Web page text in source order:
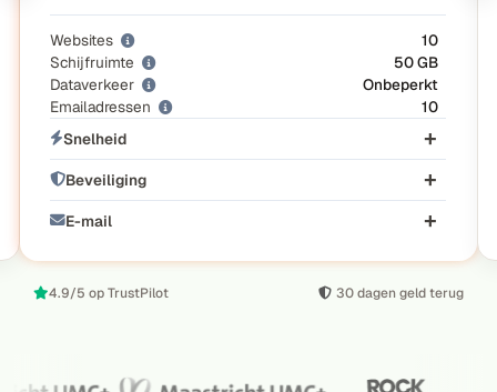
Websites
10
Schijfruimte
50 GB
Dataverkeer
Onbeperkt
Emailadressen
10
Snelheid
Beveiliging
E-mail
4.9/5 op TrustPilot 30 dagen geld terug